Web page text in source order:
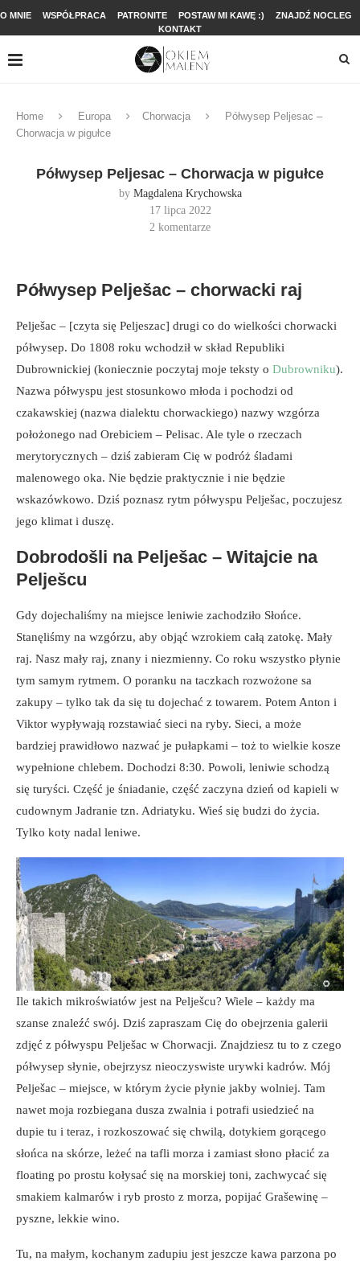
O MNIE WSPÓŁPRACA PATRONITE POSTAW MI KAWĘ :)
ZNAJDŹ NOCLEG
KONTAKT
Home Europa Chorwacja
Półwysep Peljesac –
Chorwacja w pigułce
Półwysep Peljesac – Chorwacja w pigułce
by Magdalena Krychowska
17 lipca 2022
2 komentarze
Półwysep Pelješac – chorwacki raj
Pelješac – [czyta się Peljeszac] drugi co do wielkości chorwacki
półwysep. Do 1808 roku wchodził w skład Republiki
Dubrownickiej (koniecznie poczytaj moje teksty o Dubrowniku).
Nazwa półwyspu jest stosunkowo młoda i pochodzi od
czakawskiej (nazwa dialektu chorwackiego) nazwy wzgórza
położonego nad Orebiciem – Pelisac. Ale tyle o rzeczach
merytorycznych – dziś zabieram Cię w podróż śladami
malenowego oka. Nie będzie praktycznie i nie będzie
wskazówkowo. Dziś poznasz rytm półwyspu Pelješac, poczujesz
jego klimat i duszę.
Dobrodošli na Pelješac – Witajcie na
Pelješcu
Gdy dojechaliśmy na miejsce leniwie zachodziło Słońce.
Stanęliśmy na wzgórzu, aby objąć wzrokiem całą zatokę. Mały
raj. Nasz mały raj, znany i niezmienny. Co roku wszystko płynie
tym samym rytmem. O poranku na taczkach rozwożone sa
zakupy – tylko tak da się tu dojechać z towarem. Potem Anton i
Viktor wypływają rozstawiać sieci na ryby. Sieci, a może
bardziej prawidłowo nazwać je pułapkami – toż to wielkie kosze
wypełnione chlebem. Dochodzi 8:30. Powoli, leniwie schodzą
się turyści. Część je śniadanie, część zaczyna dzień od kapieli w
cudownym Jadranie tzn. Adriatyku. Wieś się budzi do życia.
Tylko koty nadal leniwe.
Ile takich mikroświatów jest na Pelješcu? Wiele – każdy ma
szanse znaleźć swój. Dziś zapraszam Cię do obejrzenia galerii
zdjęć z półwyspu Pelješac w Chorwacji. Znajdziesz tu to z czego
półwysep słynie, obejrzysz nieoczyswiste urywki kadrów. Mój
Pelješac – miejsce, w którym życie płynie jakby wolniej. Tam
nawet moja rozbiegana dusza zwalnia i potrafi usiedzieć na
dupie tu i teraz, i rozkoszować się chwilą, dotykiem gorącego
słońca na skórze, leżeć na tafli morza i zamiast słono płacić za
floating po prostu kołysać się na morskiej toni, zachwycać się
smakiem kalmarów i ryb prosto z morza, popijać Grašewinę –
pyszne, lekkie wino.
Tu, na małym, kochanym zadupiu jest jeszcze kawa parzona po